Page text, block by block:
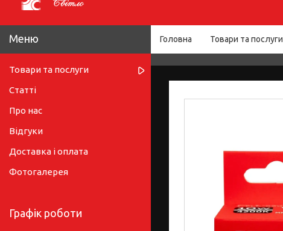
Головна Товари та послуги
Товари та послуги
Статті
Про нас
Відгуки
Доставка і оплата
Фотогалерея
Графік роботи